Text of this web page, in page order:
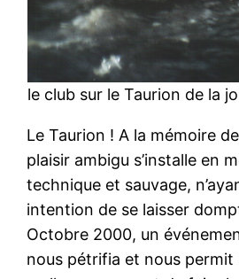
le club sur le Taurion de la
Le Taurion ! A la mémoire
plaisir ambigu s’installe en
technique et sauvage,
intention de se laisser
Octobre 2000, un
nous pétrifia et nous permit